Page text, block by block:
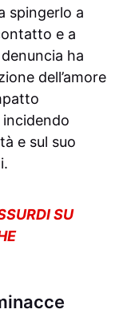
spingerlo a
e a
ha
dell’amore
e sul suo
SU